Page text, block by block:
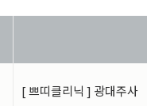
[ 쁘띠클리닉 ] 광대주사